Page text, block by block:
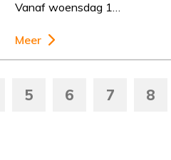
Vanaf woensdag 1…
Meer
5 6 7 8